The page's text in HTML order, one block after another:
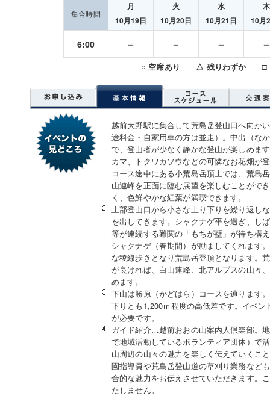
集合時間
月
10月19日
火
10月20日
水
10月21日
木
10月
6:00 － － －
○ 空席あり △ 残りわずか □
越前大野駅に集合して荒島岳登山口へ向か
途料金・自家用車の方は並走）。中出（な
で、登山者が少なく静かな登山が楽しめま
カマ、トクワカソウなどの可憐なお花畑が
コース途中にある小荒島岳頂上では、荒島
山連峰を正面に臨む展望を楽しむことがで
く、色鮮やかな紅葉が満喫できます。
上部登山口から小さな上り下りを繰り返し
を出してきます。シャクナゲ平を過ぎ、し
等が連続する難関の「もちが壁」が待ち構
シャクナゲ（春期間）が励ましてくれます
な稜線歩きとなり荒島岳登頂となります。
が良ければ、白山連峰、北アルプスの山々
めます。
下山は勝原（かどはら）コースを辿ります
下りとも1,200ｍ程度の高低差です。イベ
が必要です。
ガイド紹介…越前おおの山案内人倶楽部。
で地域活動しているボランティア団体）で
山周辺の山々の魅力を楽しく伝えていくこ
園指導員や荒島岳登山道の草刈り業務など
合的な魅力をお伝えさせていただきます。
たしません。